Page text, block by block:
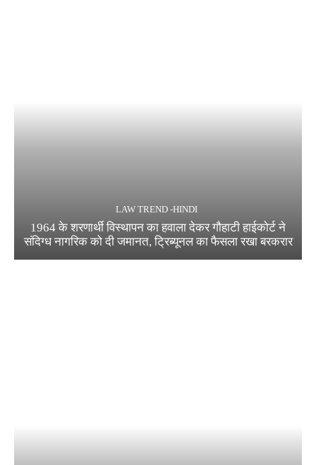
LAW TREND -HINDI
1964 के शरणार्थी विस्थापन का हवाला देकर गौहाटी हाईकोर्ट ने
संदिग्ध नागरिक को दी जमानत, ट्रिब्यूनल का फैसला रखा बरकरार